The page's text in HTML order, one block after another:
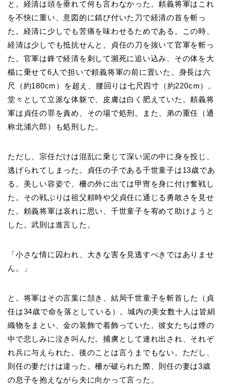
と。経清は頭を垂れて何も言わなかった。頼義将軍はこれ
を不快に重い、意図的に錆び付いた刀で経清の首を斬っ
た。経清に少しでも苦痛を味わせるためである。この時、
経清は少しでも抵抗せんと、貞任の刀を抜いて官軍を斬っ
た。官軍は鋒で経清を刺して瀕死に追い込み、その体を大
楯に乗せて6人で担いで頼義将軍の前に置いた。身長は六
尺（約180cm）を超え、腰回りは七尺四寸（約220cm）。
堂々として立派な体躯で、皮膚は白く肥えていた。頼義将
軍は貞任の罪を責め、その場で処刑。また、弟の重任（通
称北浦六郎）も処刑した。
ただし、宗任だけは混乱に乗じて深い泥の中に身を投じ、
逃げられてしまった。貞任の子である千世童子は13歳であ
る。美しい容姿で、柵の外に出ては甲冑を身に付け奮戦し
た。その戦ぶりは祖父頼時や父貞任に通じる勇敢さを見せ
た。頼義将軍は哀れに思い、千世童子を宥めて助けようと
した。武則は進言した。
「小さな情に囚われ、大きな害を見逃すべきではありませ
ん。」
と。将軍はその言葉に頷き、結局千世童子を斬首した（貞
任は34歳で命を落としている）。城内の美女数十人は皆絹
織物をまとい、金の装飾で着飾っていた。彼女たちは煙の
中で悲しみに泣き叫んだ。捕虜として連れ出され、それぞ
れ兵に与えられた。後のことは言うまでもない。ただし、
則任の妻だけは違った。柵が破られた際、則任の妻は3歳
の息子を抱えながら夫に向かって言った。